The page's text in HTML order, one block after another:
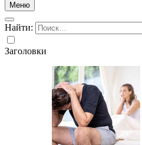
Меню
Найти:
Заголовки